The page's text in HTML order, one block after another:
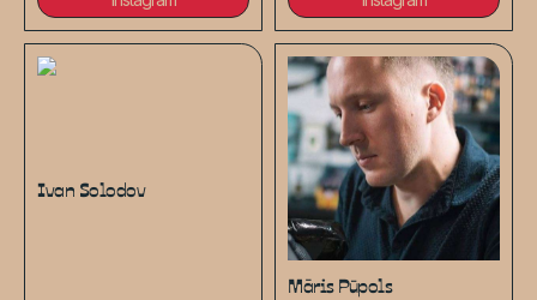
Ivan Solodov
Māris Pūpols